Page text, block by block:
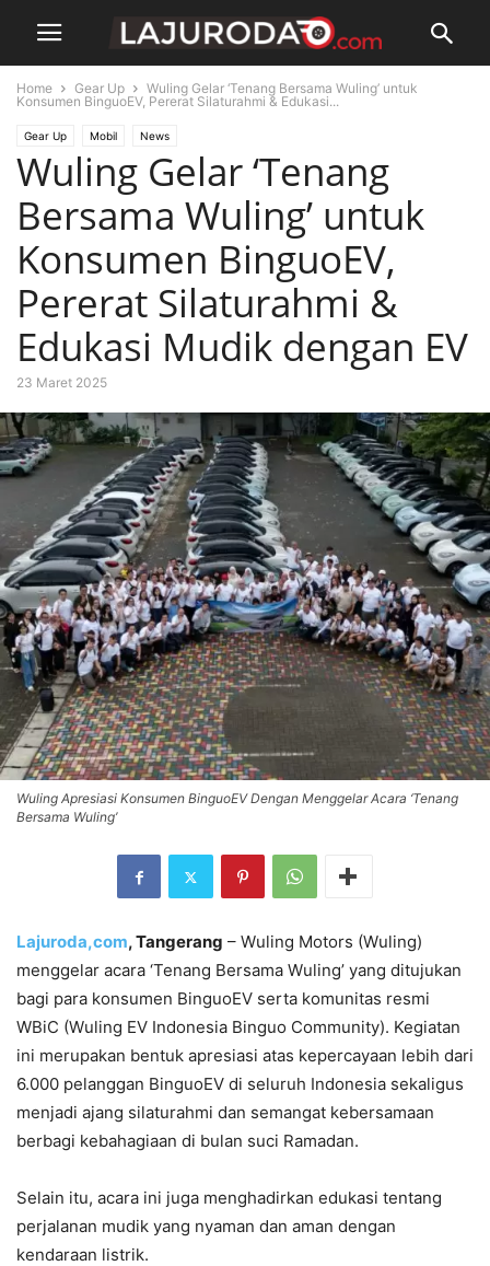
Home Gear Up
Wuling Gelar ‘Tenang Bersama Wuling’ untuk
Konsumen BinguoEV, Pererat Silaturahmi & Edukasi...
Gear Up Mobil News
Wuling Gelar ‘Tenang
Bersama Wuling’ untuk
Konsumen BinguoEV,
Pererat Silaturahmi &
Edukasi Mudik dengan EV
23 Maret 2025
Wuling Apresiasi Konsumen BinguoEV Dengan Menggelar Acara ‘Tenang
Bersama Wuling’
Lajuroda,com, Tangerang – Wuling Motors (Wuling)
menggelar acara ‘Tenang Bersama Wuling’ yang ditujukan
bagi para konsumen BinguoEV serta komunitas resmi
WBiC (Wuling EV Indonesia Binguo Community). Kegiatan
ini merupakan bentuk apresiasi atas kepercayaan lebih dari
6.000 pelanggan BinguoEV di seluruh Indonesia sekaligus
menjadi ajang silaturahmi dan semangat kebersamaan
berbagi kebahagiaan di bulan suci Ramadan.
Selain itu, acara ini juga menghadirkan edukasi tentang
perjalanan mudik yang nyaman dan aman dengan
kendaraan listrik.